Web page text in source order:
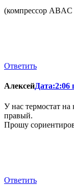
(компрессор
Ответить
АлексейДата:2:06
У нас термостат на
правый.
Прошу
Ответить